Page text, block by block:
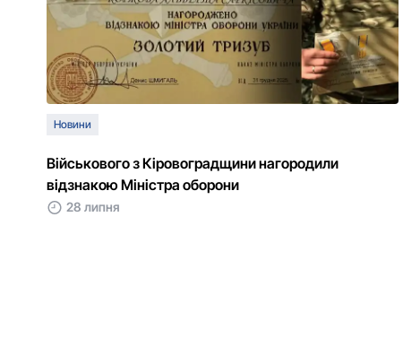
Новини
Військового з Кіровоградщини нагородили
відзнакою Міністра оборони
28 липня